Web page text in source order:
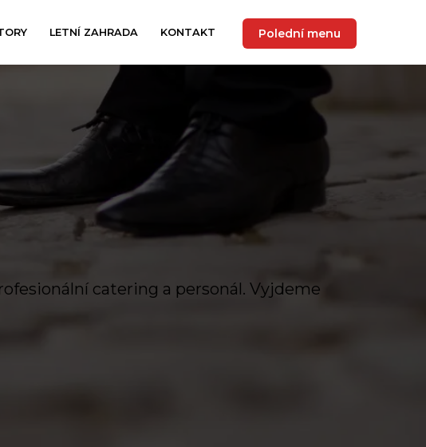
LETNÍ ZAHRADA KONTAKT Polední menu
catering a personál. Vyjdeme